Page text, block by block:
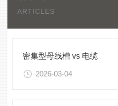
ARTICLES
密集型母线槽 vs 电缆
2026-03-04